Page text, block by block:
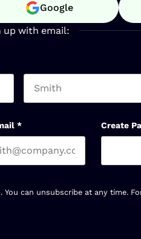
Google
up with email:
* Create
can unsubscribe at any time.